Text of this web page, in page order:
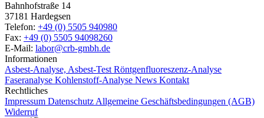
Bahnhofstraße 14
37181 Hardegsen
Telefon: +49 (0) 5505 940980
Fax: +49 (0) 5505 94098260
E-Mail: labor@crb-gmbh.de
Informationen
Asbest-Analyse, Asbest-Test Röntgenfluoreszenz-Analyse
Faseranalyse Kohlenstoff-Analyse News Kontakt
Rechtliches
Impressum Datenschutz Allgemeine Geschäftsbedingungen (AGB)
Widerruf